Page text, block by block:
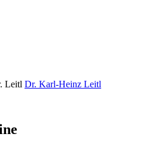
Dr. Karl-Heinz Leitl